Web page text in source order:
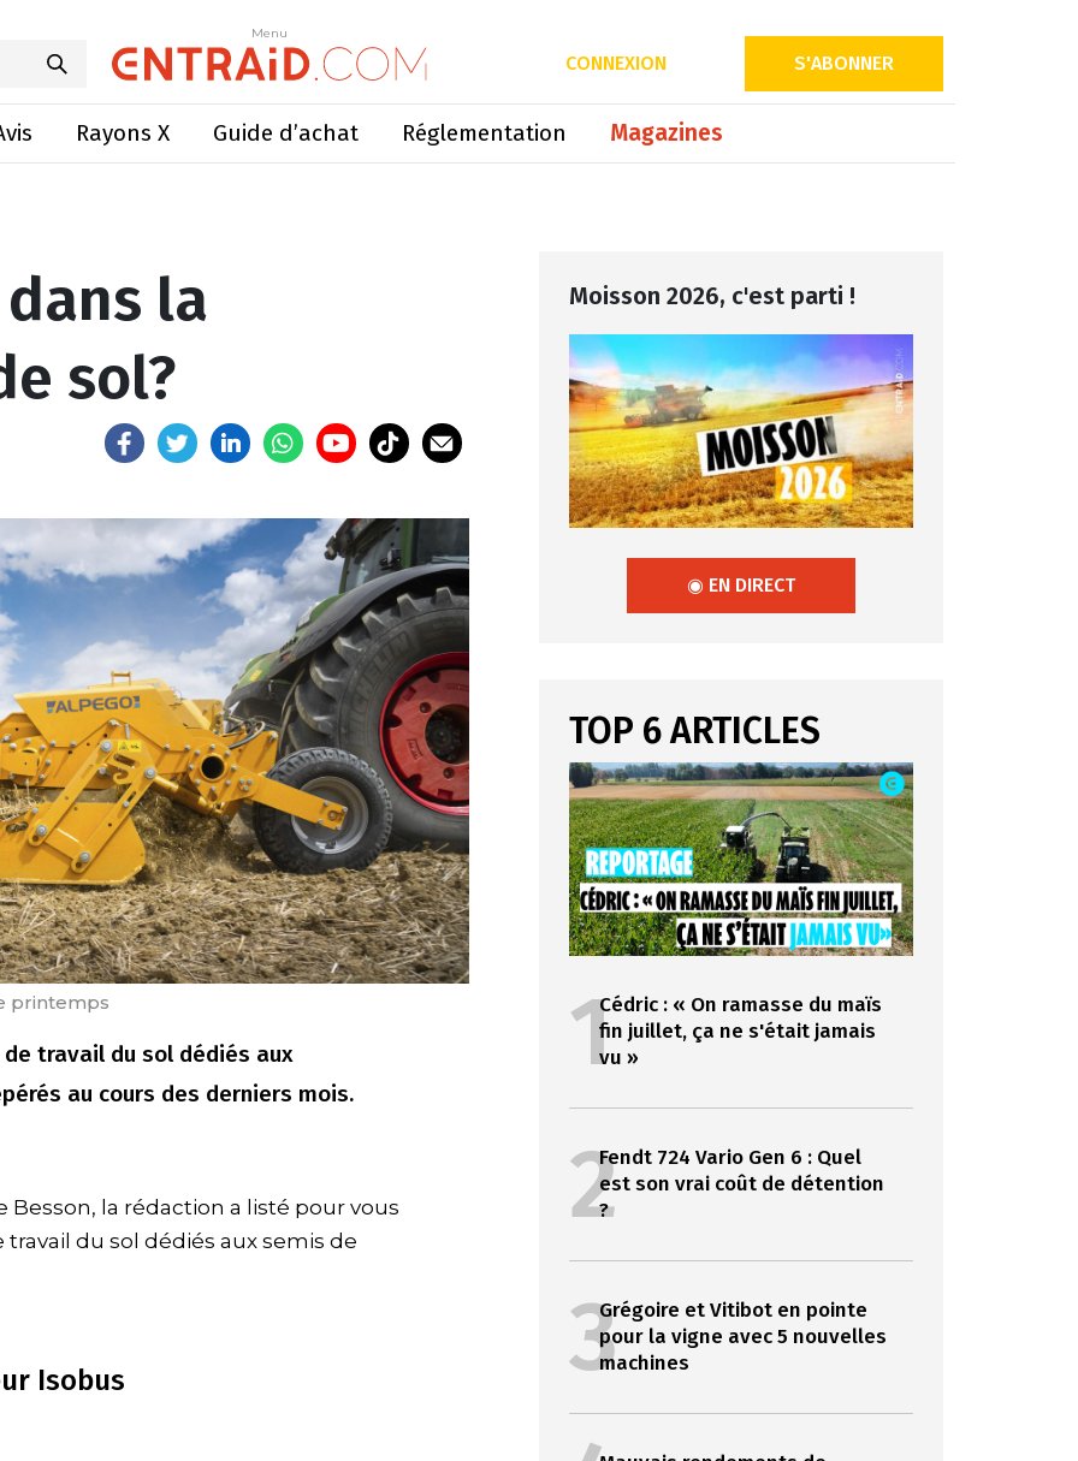
Menu
CONNEXION S'ABONNER
Rayons X Guide d’achat Réglementation Magazines
Menu
dans la préparation de sol?
la
sol?
printemps
travail du sol dédiés aux
au cours des derniers mois.
Besson, la rédaction a listé pour vous
du sol dédiés aux semis de
Isobus
Moisson 2026, c'est parti !
◉ EN DIRECT
TOP 6 ARTICLES
1Cédric : « On ramasse du maïs
fin juillet, ça ne s'était jamais
vu »
2Fendt 724 Vario Gen 6 : Quel
est son vrai coût de détention
?
3Grégoire et Vitibot en pointe
pour la vigne avec 5 nouvelles
machines